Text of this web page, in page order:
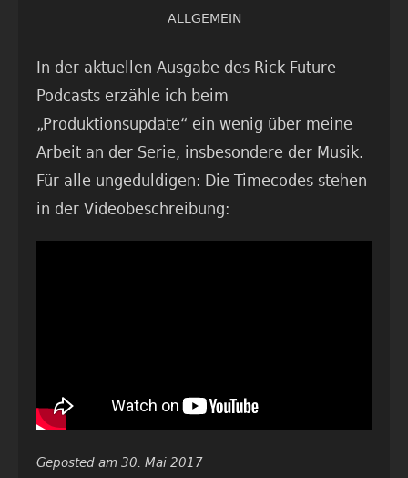
ALLGEMEIN
In der aktuellen Ausgabe des Rick Future
Podcasts erzähle ich beim
„Produktionsupdate“ ein wenig über meine
Arbeit an der Serie, insbesondere der Musik.
Für alle ungeduldigen: Die Timecodes stehen
in der Videobeschreibung:
Geposted am 30. Mai 2017